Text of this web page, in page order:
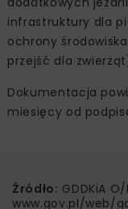
infrastruktury dla
ochrony
przejść dla
Dokumentacja
miesięcy od
Źródło: GDDKiA
www.gov.pl/web/